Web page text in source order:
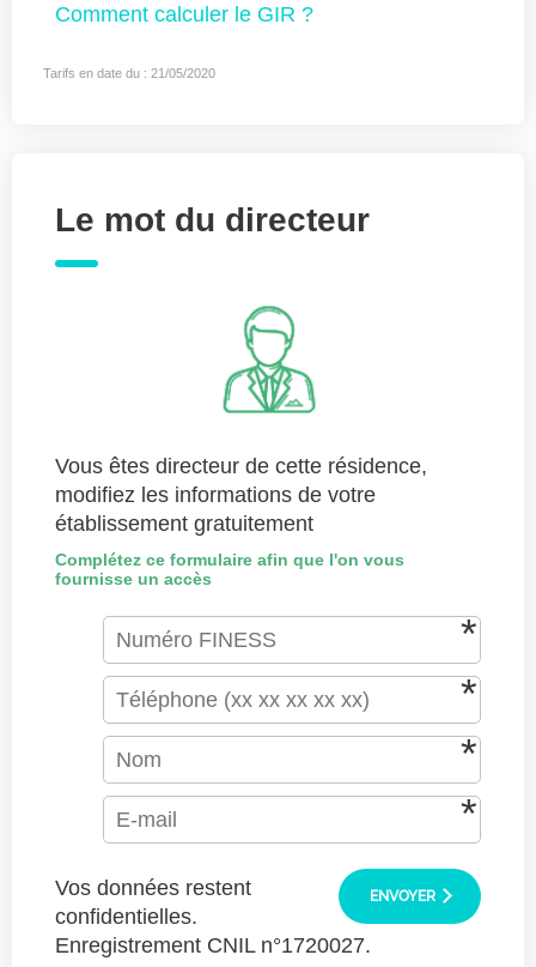
Comment calculer le GIR ?
Tarifs en date du : 21/05/2020
Le mot du directeur
Vous êtes directeur de cette résidence,
modifiez les informations de votre
établissement gratuitement
Complétez ce formulaire afin que l'on vous
fournisse un accès
ENVOYER
Vos données restent
confidentielles.
Enregistrement CNIL n°1720027.